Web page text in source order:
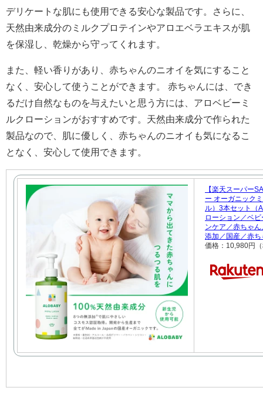
デリケートな肌にも使用できる安心な製品です。さらに、
天然由来成分のミルクプロテインやアロエベラエキスが肌
を保湿し、乾燥から守ってくれます。
また、軽い香りがあり、赤ちゃんのニオイを気にすること
なく、安心して使うことができます。 赤ちゃんには、でき
るだけ自然なものを与えたいと思う方には、アロベビーミ
ルクローションがおすすめです。天然由来成分で作られた
製品なので、肌に優しく、赤ちゃんのニオイも気になるこ
となく、安心して使用できます。
【楽天スーパー
ー オーガニック
ル）3本セット（
ローション／ベ
ンケア／赤ちゃ
添加／国産／赤
価格：10,980円